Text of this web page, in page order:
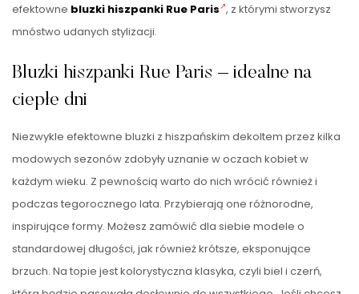
efektowne bluzki hiszpanki Rue Paris , z którymi stworzysz
mnóstwo udanych stylizacji.
Bluzki hiszpanki Rue Paris – idealne na
ciepłe dni
Niezwykle efektowne bluzki z hiszpańskim dekoltem przez kilka
modowych sezonów zdobyły uznanie w oczach kobiet w
każdym wieku. Z pewnością warto do nich wrócić również i
podczas tegorocznego lata. Przybierają one różnorodne,
inspirujące formy. Możesz zamówić dla siebie modele o
standardowej długości, jak również krótsze, eksponujące
brzuch. Na topie jest kolorystyczna klasyka, czyli biel i czerń,